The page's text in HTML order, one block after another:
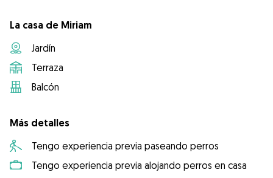
La casa de Miriam
Jardín
Terraza
Balcón
Más detalles
Tengo experiencia previa paseando perros
Tengo experiencia previa alojando perros en casa